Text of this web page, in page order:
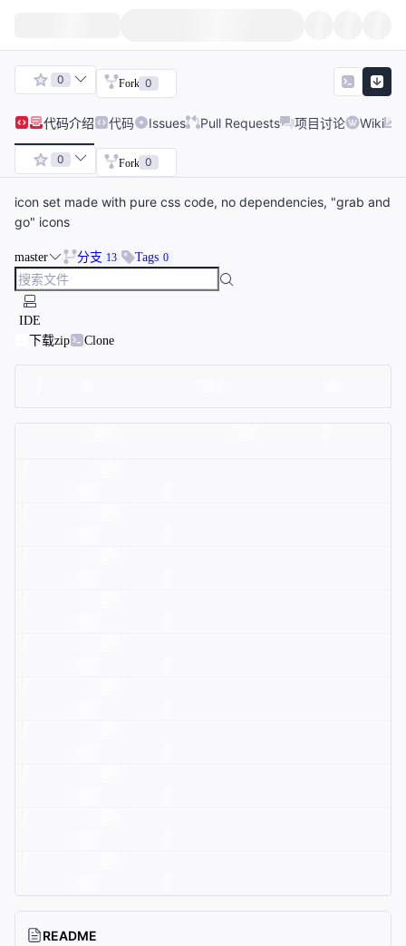
0 Fork 0
代码介绍 代码 Issues Pull Requests 项目讨论 Wiki
0 Fork 0
icon set made with pure css code, no dependencies, "grab and
go" icons
master 分支 13 Tags 0
IDE
下载zip
Clone
README